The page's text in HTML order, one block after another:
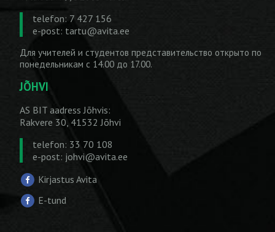
telefon: 7 427 156
e-post: tartu@avita.ee
Для учителей и студентов представительство открыто по
понедельникам с 14.00 до 17.00.
JÕHVI
AS BIT aadress Jõhvis:
Rakvere 30, 41532 Jõhvi
telefon: 33 70 108
e-post: johvi@avita.ee
Kirjastus Avita
E-tund